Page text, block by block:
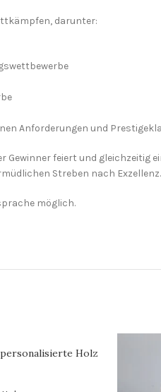
darunter:
Anforderungen und
feiert und gleichzeitig
Streben nach Exzellenz.
möglich.
Holz